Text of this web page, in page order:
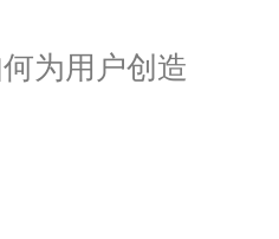
为用户创造